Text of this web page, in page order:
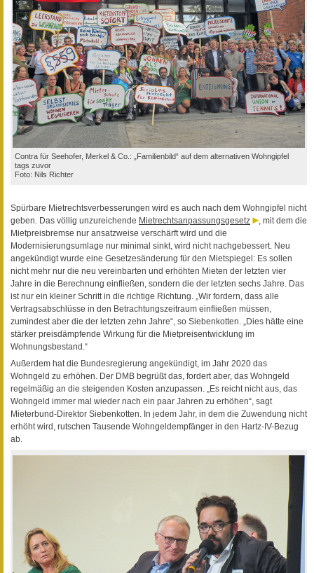
Contra für Seehofer, Merkel & Co.: „Familienbild“ auf dem alternativen Wohngipfel
tags zuvor
Foto: Nils Richter
Spürbare Mietrechtsverbesserungen wird es auch nach dem Wohngipfel nicht
geben. Das völlig unzureichende Mietrechtsanpassungsgesetz
, mit dem die
Mietpreisbremse nur ansatzweise verschärft wird und die
Modernisierungsumlage nur minimal sinkt, wird nicht nachgebessert. Neu
angekündigt wurde eine Gesetzesänderung für den Mietspiegel: Es sollen
nicht mehr nur die neu vereinbarten und erhöhten Mieten der letzten vier
Jahre in die Berechnung einfließen, sondern die der letzten sechs Jahre. Das
ist nur ein kleiner Schritt in die richtige Richtung. „Wir fordern, dass alle
Vertragsabschlüsse in den Betrachtungszeitraum einfließen müssen,
zumindest aber die der letzten zehn Jahre“, so Siebenkotten. „Dies hätte eine
stärker preisdämpfende Wirkung für die Mietpreisentwicklung im
Wohnungsbestand.“
Außerdem hat die Bundesregierung angekündigt, im Jahr 2020 das
Wohngeld zu erhöhen. Der DMB begrüßt das, fordert aber, das Wohngeld
regelmäßig an die steigenden Kosten anzupassen. „Es reicht nicht aus, das
Wohngeld immer mal wieder nach ein paar Jahren zu erhöhen“, sagt
Mieterbund-Direktor Siebenkotten. In jedem Jahr, in dem die Zuwendung nicht
erhöht wird, rutschen Tausende Wohngeldempfänger in den Hartz-IV-Bezug
ab.